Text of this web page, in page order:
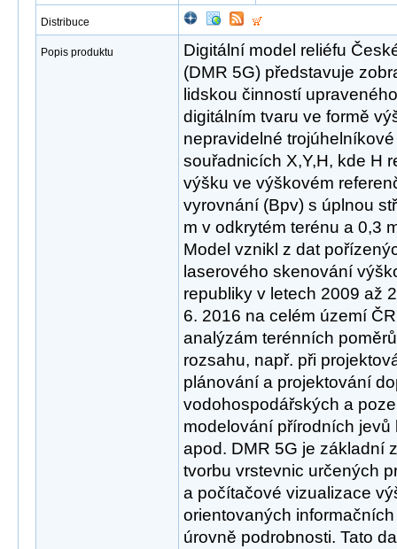
Distribuce
Popis produktu
Digitální model reliéfu
(DMR 5G) představuje
lidskou činností
digitálním tvaru ve formě
nepravidelné
souřadnicích X,Y,H, kde H
výšku ve výškovém
vyrovnání (Bpv) s úplnou
m v odkrytém terénu a 0,3
Model vznikl z dat
laserového skenování
republiky v letech 2009 až
6. 2016 na celém území
analýzám terénních
rozsahu, např. při
plánování a projektování
vodohospodářských a
modelování přírodních
apod. DMR 5G je základní
tvorbu vrstevnic určených
a počítačové vizualizace
orientovaných
úrovně podrobnosti. Tato